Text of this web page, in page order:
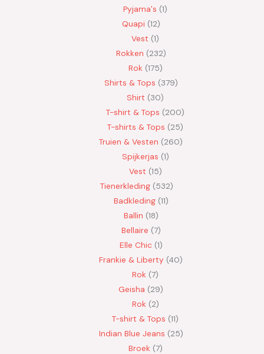
Pyjama's 1
Quapi 12
Vest 1
Rokken 232
Rok 175
Shirts & Tops 379
Shirt
30
T-shirt & Tops
200
T-shirts & Tops
25
Truien & Vesten
260
Spijkerjas 1
Vest 15
Tienerkleding 532
Badkleding 11
Ballin 18
Bellaire 7
Elle Chic 1
Frankie & Liberty 40
Rok 7
Geisha
29
Rok 2
T-shirt & Tops 11
Indian Blue Jeans 25
Broek 7